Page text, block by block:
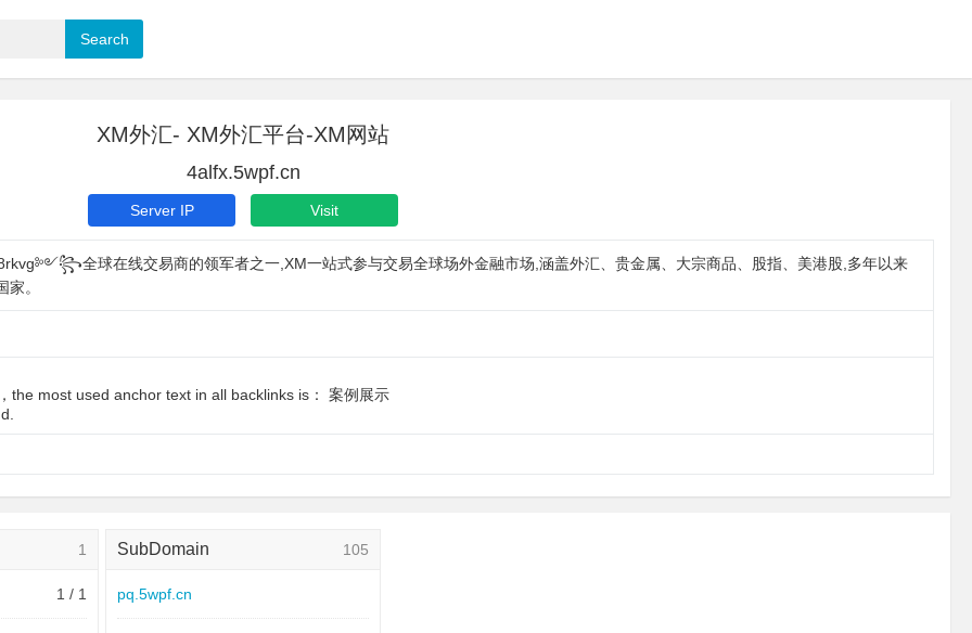
XM外汇- XM外汇平台-XM网站
4alfx.5wpf.cn
Server IP Visit
全球在线交易商的领军者之一,XM一站式参与交易全球场外金融市场,涵盖外汇、贵金属、大宗商品、股指、美港股,多年以来
。
the most used anchor text in all backlinks is： 案例展示
1
1 / 1
105
SubDomain
pq.5wpf.cn